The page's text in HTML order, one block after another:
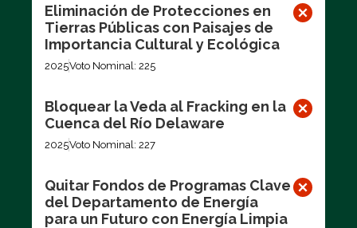
Eliminación de Protecciones en
Tierras Públicas con Paisajes de
Importancia Cultural y Ecológica
2025Voto Nominal: 225
Bloquear la Veda al Fracking en la
Cuenca del Río Delaware
2025Voto Nominal: 227
Quitar Fondos de Programas Clave
del Departamento de Energía
para un Futuro con Energía Limpia